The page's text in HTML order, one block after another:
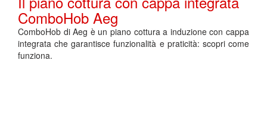
ComboHob Aeg
ComboHob di Aeg è un piano cottura a induzione con cappa
integrata che garantisce funzionalità e praticità: scopri come
funziona.